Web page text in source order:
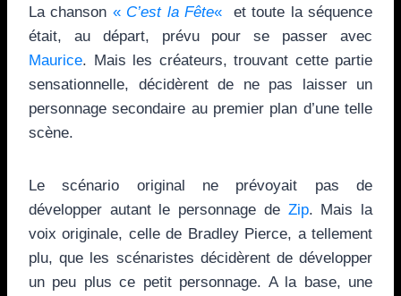
La chanson « C’est la Fête«
et toute la séquence
était, au départ, prévu pour se passer avec
Maurice. Mais les créateurs, trouvant cette partie
sensationnelle, décidèrent de ne pas laisser un
personnage secondaire au premier plan d’une telle
scène.
Le scénario original ne prévoyait pas de
développer autant le personnage de Zip. Mais la
voix originale, celle de Bradley Pierce, a tellement
plu, que les scénaristes décidèrent de développer
un peu plus ce petit personnage. A la base, une